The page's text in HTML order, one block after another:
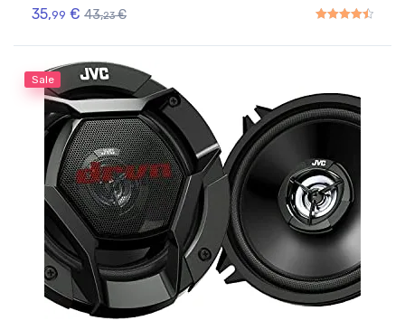
35,99 € 43,23 €
Sale